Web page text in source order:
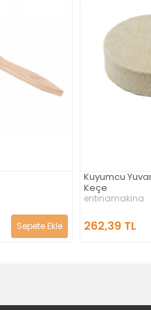
Bilezik İçi
Sepete Ekle
Yüzük ve
entinamakina
393,58 TL